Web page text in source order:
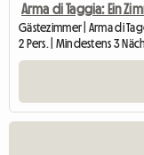
Gästezimmer | Arma di
2 Pers. | Mindestens 3